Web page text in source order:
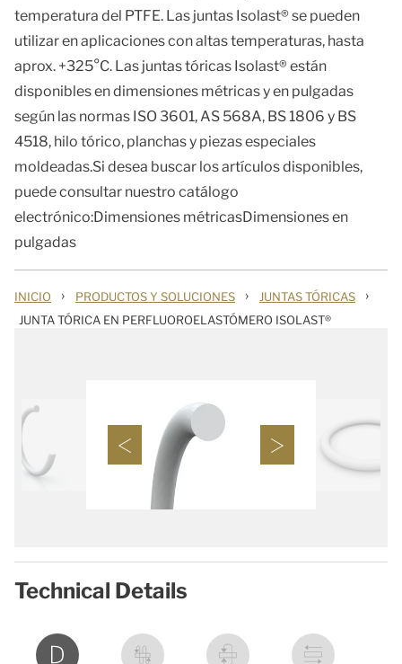
temperatura del PTFE. Las juntas Isolast® se pueden
utilizar en aplicaciones con altas temperaturas, hasta
aprox. +325°C. Las juntas tóricas Isolast® están
disponibles en dimensiones métricas y en pulgadas
según las normas ISO 3601, AS 568A, BS 1806 y BS
4518, hilo tórico, planchas y piezas especiales
moldeadas.Si desea buscar los artículos disponibles,
puede consultar nuestro catálogo
electrónico:Dimensiones métricasDimensiones en
pulgadas
INICIO › PRODUCTOS Y SOLUCIONES › JUNTAS TÓRICAS ›
JUNTA TÓRICA EN PERFLUOROELASTÓMERO ISOLAST®
Technical Details